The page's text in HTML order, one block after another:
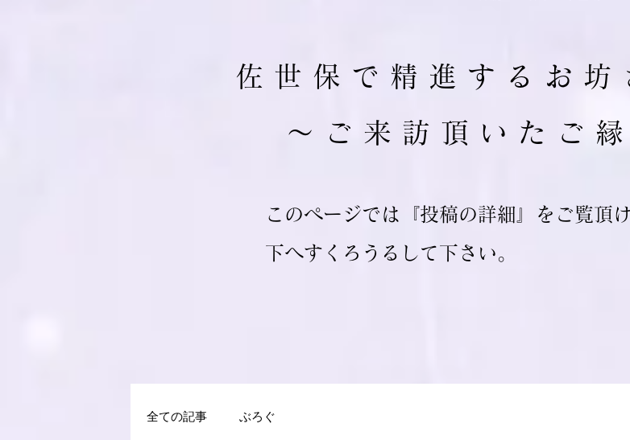
佐 世 保 で 精 進 す る お 坊
～ ご 来 訪 頂 い た ご 縁
このページでは『投稿の詳細』をご覧頂け
​下へすくろうるして下さい。
全ての記事 ぶろぐ